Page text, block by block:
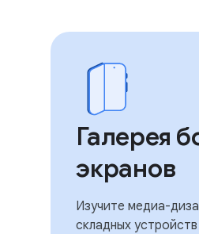
Галерея
экранов
Изучите медиа-
складных